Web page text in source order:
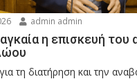
admin admin
η επισκευή του
τη διατήρηση και την